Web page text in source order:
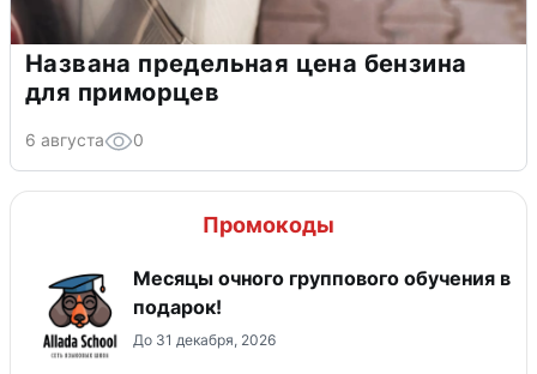
Названа предельная цена бензина
для приморцев
6 августа 0
Промокоды
Месяцы очного группового обучения в
подарок!
До 31 декабря, 2026